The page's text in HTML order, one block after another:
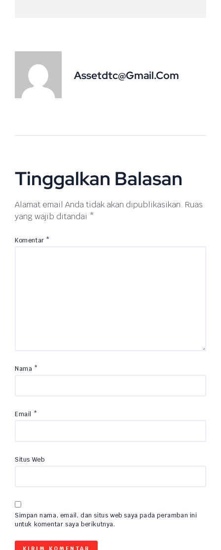
Assetdtc@gmail.com
Tinggalkan Balasan
Alamat email Anda tidak akan dipublikasikan. Ruas
yang wajib ditandai *
Komentar *
Nama *
Email *
Situs Web
Simpan nama, email, dan situs web saya pada peramban ini
untuk komentar saya berikutnya.